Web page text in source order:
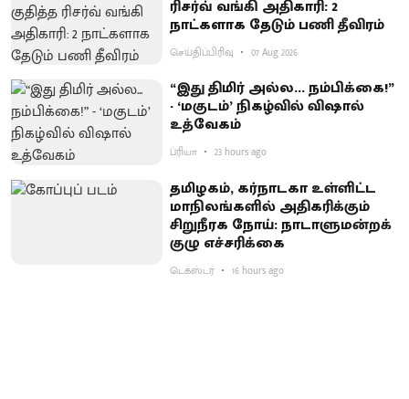
ரிசர்வ் வங்கி அதிகாரி: 2
நாட்களாக தேடும் பணி தீவிரம்
செய்திப்பிரிவு 07 Aug 2026
“இது திமிர் அல்ல... நம்பிக்கை!”
- ‘மகுடம்’ நிகழ்வில் விஷால்
உத்வேகம்
ப்ரியா 23 hours ago
தமிழகம், கர்நாடகா உள்ளிட்ட
மாநிலங்களில் அதிகரிக்கும்
சிறுநீரக நோய்: நாடாளுமன்றக்
குழு எச்சரிக்கை
டெக்ஸ்டர் 16 hours ago